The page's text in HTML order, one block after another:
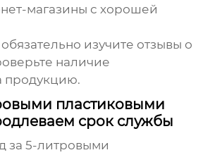
магазины с хорошей
изучите отзывы о
наличие
продукцию.
пластиковыми
срок службы
за5-литровыми